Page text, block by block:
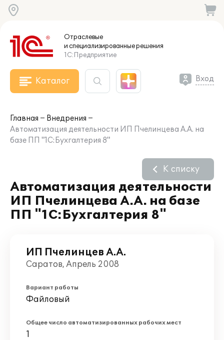
Отраслевые
и специализированныерешения
1С:Предприятие
Каталог Вход
Главная
Внедрения
Автоматизация деятельности ИП Пчелинцева А.А. на
базе ПП "1С:Бухгалтерия 8"
Автоматизация деятельности
ИП Пчелинцева А.А. на базе
ПП "1С:Бухгалтерия 8"
К списку
ИП Пчелинцев А.А.
Саратов, Апрель 2008
Вариант работы
Файловый
Общее число автоматизированных рабочих мест
1